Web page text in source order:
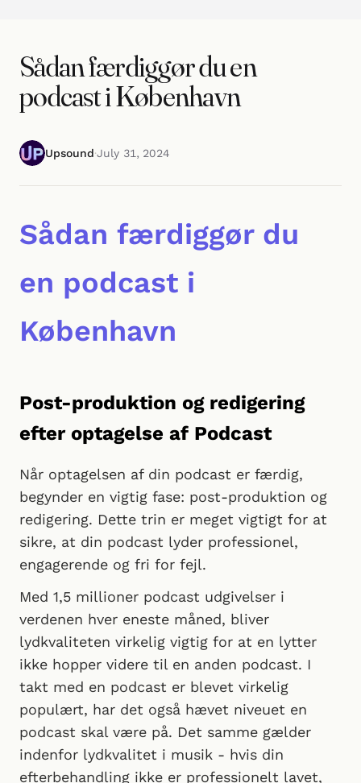
Sådan færdiggør du en
podcast i København
Upsound·July 31, 2024
Sådan færdiggør du
en podcast i
København
Post-produktion og redigering
efter optagelse af Podcast
Når optagelsen af din podcast er færdig,
begynder en vigtig fase: post-produktion og
redigering. Dette trin er meget vigtigt for at
sikre, at din podcast lyder professionel,
engagerende og fri for fejl.
Med 1,5 millioner podcast udgivelser i
verdenen hver eneste måned, bliver
lydkvaliteten virkelig vigtig for at en lytter
ikke hopper videre til en anden podcast. I
takt med en podcast er blevet virkelig
populært, har det også hævet niveuet en
podcast skal være på. Det samme gælder
indenfor lydkvalitet i musik - hvis din
efterbehandling ikke er professionelt lavet,